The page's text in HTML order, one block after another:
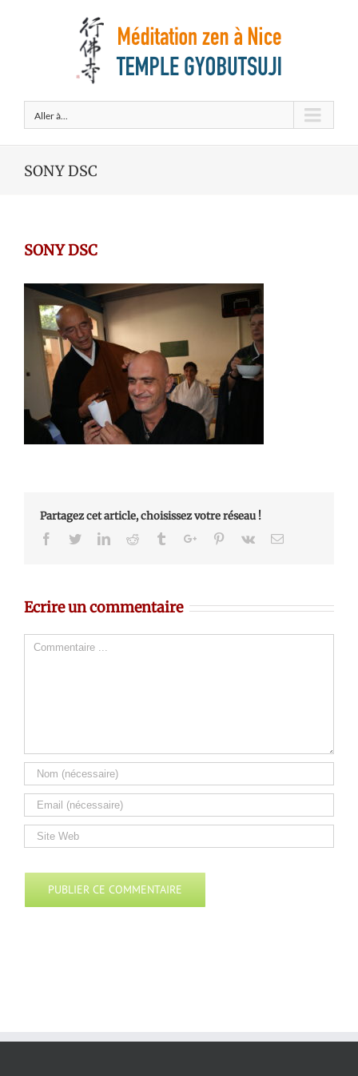
Aller à...
SONY DSC
SONY DSC
Partagez cet article, choisissez votre réseau !
Facebook
TwitterLinkedinReddit TumblrGoogle+Pinterest
Vk Email
Ecrire un commentaire
Comment